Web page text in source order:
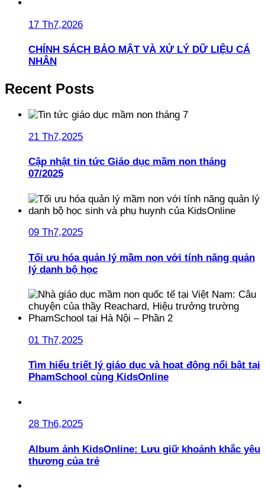
17 Th7,2026
CHÍNH SÁCH BẢO MẬT VÀ XỬ LÝ DỮ LIỆU CÁ
NHÂN
Recent Posts
21 Th7,2025
Cập nhật tin tức Giáo dục mầm non tháng
07/2025
09 Th7,2025
Tối ưu hóa quản lý mầm non với tính năng quản
lý danh bộ học
01 Th7,2025
Tìm hiểu triết lý giáo dục và hoạt động nổi bật tại
PhamSchool cùng KidsOnline
28 Th6,2025
Album ảnh KidsOnline: Lưu giữ khoảnh khắc yêu
thương của trẻ